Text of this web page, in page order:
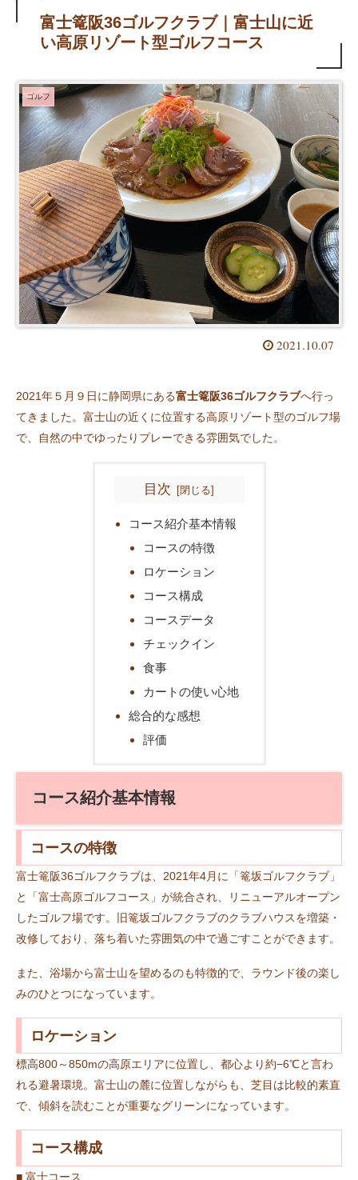
富士篭阪36ゴルフクラブ｜富士山に近
い高原リゾート型ゴルフコース
ゴルフ
2021.10.07
2021年５月９日に静岡県にある富士篭阪36ゴルフクラブへ行っ
てきました。富士山の近くに位置する高原リゾート型のゴルフ場
で、自然の中でゆったりプレーできる雰囲気でした。
目次
コース紹介基本情報
コースの特徴
ロケーション
コース構成
コースデータ
チェックイン
食事
カートの使い心地
総合的な感想
評価
コース紹介基本情報
コースの特徴
富士篭阪36ゴルフクラブは、2021年4月に「篭坂ゴルフクラブ」
と「富士高原ゴルフコース」が統合され、リニューアルオープン
したゴルフ場です。旧篭坂ゴルフクラブのクラブハウスを増築・
改修しており、落ち着いた雰囲気の中で過ごすことができます。
また、浴場から富士山を望めるのも特徴的で、ラウンド後の楽し
みのひとつになっています。
ロケーション
標高800～850mの高原エリアに位置し、都心より約−6℃と言わ
れる避暑環境。富士山の麓に位置しながらも、芝目は比較的素直
で、傾斜を読むことが重要なグリーンになっています。
コース構成
■ 富士コース